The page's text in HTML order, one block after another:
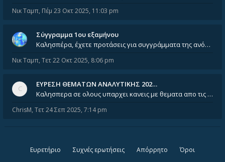
Νικ Ταμπ, Πέμ 23 Οκτ 2025, 11:03 pm
Σύγγραμμα 1ου εξαμήνου
Καλησπέρα, έχετε προτάσεις για συγγράμματα της ανόργανης χημείας? Είμαι ανάμεσα σε Λιοδάκη, Chung και Atkins
Νικ Ταμπ, Τετ 22 Οκτ 2025, 8:06 pm
ΕΥΡΕΣΗ ΘΕΜΑΤΩΝ ΑΝΑΛΥΤΙΚΗΣ 202…
Καλησπερα σε ολους υπαρχει κανεις με θεματα απο τις εξετασεις του ιουνιου και σεπτεμβρίου για την αναλυτικη χημεια
ChrisM, Τετ 24 Σεπ 2025, 7:14 pm
Ευρετήριο Συχνές ερωτήσεις Απόρρητο Όροι